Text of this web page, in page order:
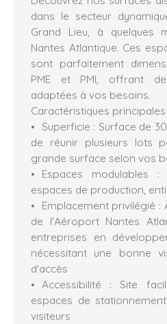
dans le secteur
Grand Lieu, à quelques
Nantes Atlantique. Ces
sont parfaitement
PME et PMI, offrant
adaptées à vos besoins.
Caractéristiques principales
Superficie : Surface de
de réunir plusieurs lots
grande surface selon vos
Espaces modulables
espaces de production,
Emplacement privilégié
de l'Aéroport Nantes
entreprises en
nécessitant une bonne
d'accès
Accessibilité : Site
espaces de
visiteurs